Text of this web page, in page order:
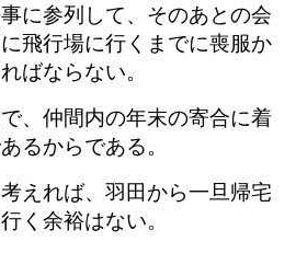
に参列して、そのあとの会
飛行場に行くまでに喪服か
ばならない。
、仲間内の年末の寄合に着
るからである。
えれば、羽田から一旦帰宅
く余裕はない。